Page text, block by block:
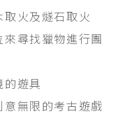
取火及燧石取火
來尋找獵物進行團
的遊具
無限的考古遊戲